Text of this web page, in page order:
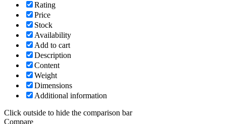
Rating
Price
Stock
Availability
Add to cart
Description
Content
Weight
Dimensions
Additional information
Click outside to hide the comparison bar
Compare